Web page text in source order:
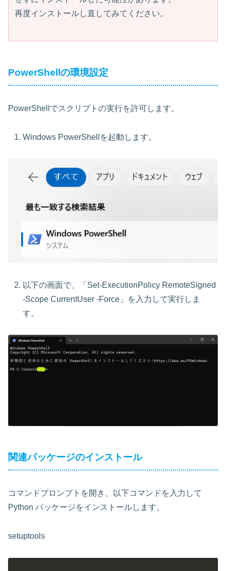
再度インストールし直してみてください。
PowerShellの環境設定
PowerShellでスクリプトの実行を許可します。
Windows PowerShellを起動します。
以下の画面で、「Set-ExecutionPolicy RemoteSigned
-Scope CurrentUser -Force」を入力して実行しま
す。
関連パッケージのインストール
コマンドプロンプトを開き、以下コマンドを入力して
Python パッケージをインストールします。
setuptools